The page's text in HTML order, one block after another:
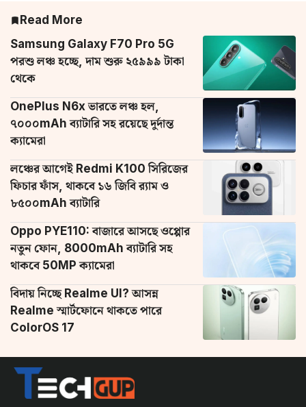
Read More
Samsung Galaxy F70 Pro 5G
পরশু লঞ্চ হচ্ছে, দাম শুরু ২৫৯৯৯ টাকা
থেকে
OnePlus N6x ভারতে লঞ্চ হল,
৭০০০mAh ব্যাটারি সহ রয়েছে দুর্দান্ত
ক্যামেরা
লঞ্চের আগেই Redmi K100 সিরিজের
ফিচার ফাঁস, থাকবে ১৬ জিবি র‌্যাম ও
৮৫০০mAh ব্যাটারি
Oppo PYE110: বাজারে আসছে ওপ্পোর
নতুন ফোন, 8000mAh ব্যাটারি সহ
থাকবে 50MP ক্যামেরা
বিদায় নিচ্ছে Realme UI? আসন্ন
Realme স্মার্টফোনে থাকতে পারে
ColorOS 17